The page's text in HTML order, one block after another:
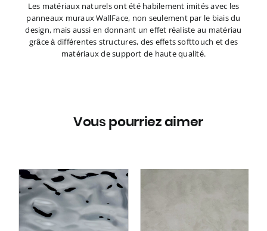
Les matériaux naturels ont été habilement imités avec les
panneaux muraux WallFace, non seulement par le biais du
design, mais aussi en donnant un effet réaliste au matériau
grâce à différentes structures, des effets softtouch et des
matériaux de support de haute qualité.
Vous pourriez aimer
Panneau décoratif
WallFace aspect béton